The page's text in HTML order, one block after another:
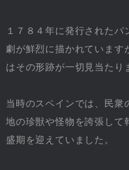
１７８４年に発行された
劇が鮮烈に描かれています
はその形跡が一切見当たり
当時のスペインでは、民衆
地の珍獣や怪物を誇張して
盛期を迎えていました。